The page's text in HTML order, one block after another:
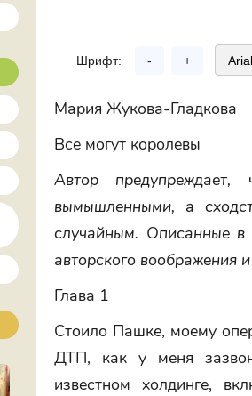
Шрифт: - +
Мария Жукова-Гладкова
Все могут королевы
Автор предупреждает,
вымышленными, а
случайным. Описанные в
авторского воображения
Глава 1
Стоило Пашке, моему
ДТП, как у меня
известном холдинге,